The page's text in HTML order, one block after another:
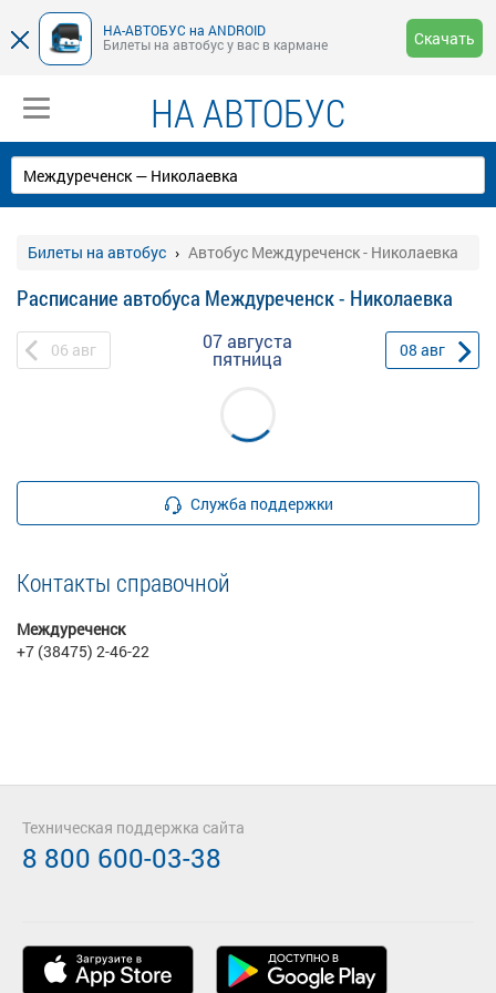
НА-АВТОБУС на ANDROID
Билеты на автобус у вас в кармане
Скачать
НА АВТОБУС
Билеты на автобус Автобус Междуреченск - Николаевка
Расписание автобуса Междуреченск - Николаевка
06 авг 07 августа
пятница 08 авг
Служба поддержки
Контакты справочной
Междуреченск
+7 (38475) 2-46-22
Техническая поддержка сайта
8 800 600-03-38